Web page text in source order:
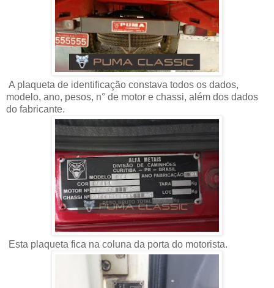
A plaqueta de identificação constava todos os dados,
modelo, ano, pesos, n° de motor e chassi, além dos dados
do fabricante.
Esta plaqueta fica na coluna da porta do motorista.